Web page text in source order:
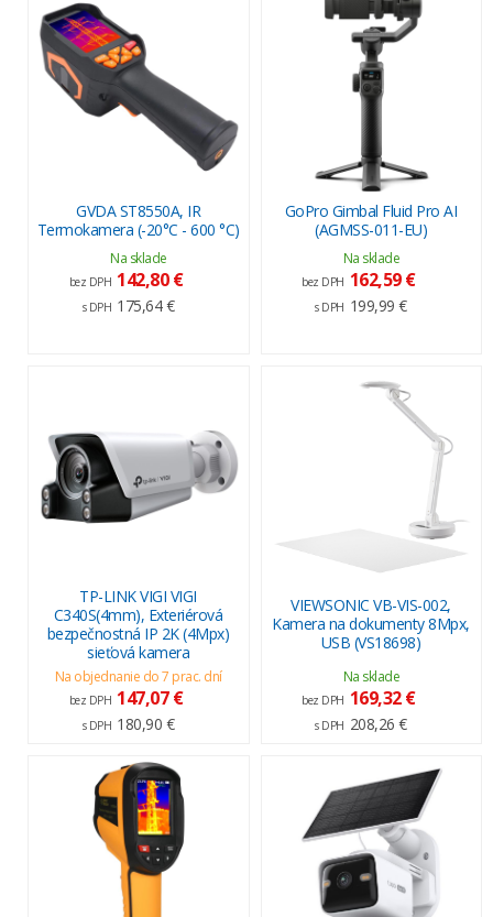
GVDA ST8550A, IR
Termokamera (-20°C - 600 °C)
Na sklade
bez DPH 142,80 €
s DPH 175,64 €
GoPro Gimbal Fluid Pro AI
(AGMSS-011-EU)
Na sklade
bez DPH 162,59 €
s DPH 199,99 €
TP-LINK VIGI VIGI
C340S(4mm), Exteriérová
bezpečnostná IP 2K (4Mpx)
sieťová kamera
Na objednanie do 7 prac. dní
bez DPH 147,07 €
s DPH 180,90 €
VIEWSONIC VB-VIS-002,
Kamera na dokumenty 8Mpx,
USB (VS18698)
Na sklade
bez DPH 169,32 €
s DPH 208,26 €